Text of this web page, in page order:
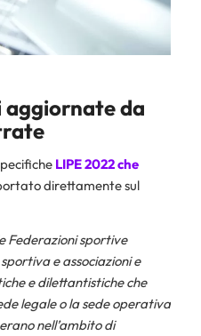
aggiornate da
LIPE 2022 che
direttamente sul
Federazioni sportive
e associazioni e
e dilettantistiche che
legale o la sede operativa
nell’ambito di